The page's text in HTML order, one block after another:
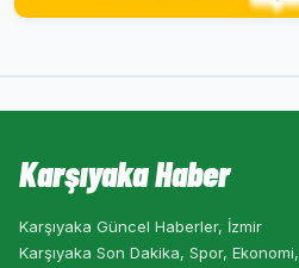
Karşıyaka Haber
Karşıyaka Güncel Haberler, İzmir
Karşıyaka Son Dakika, Spor, Ekonomi,